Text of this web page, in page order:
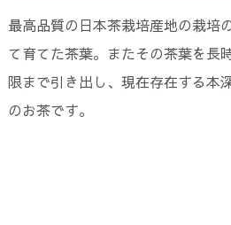
最高品質の日本茶栽培産地の栽培
て育てた茶葉。またその茶葉を長
限まで引き出し、現在存在する本
のお茶です。